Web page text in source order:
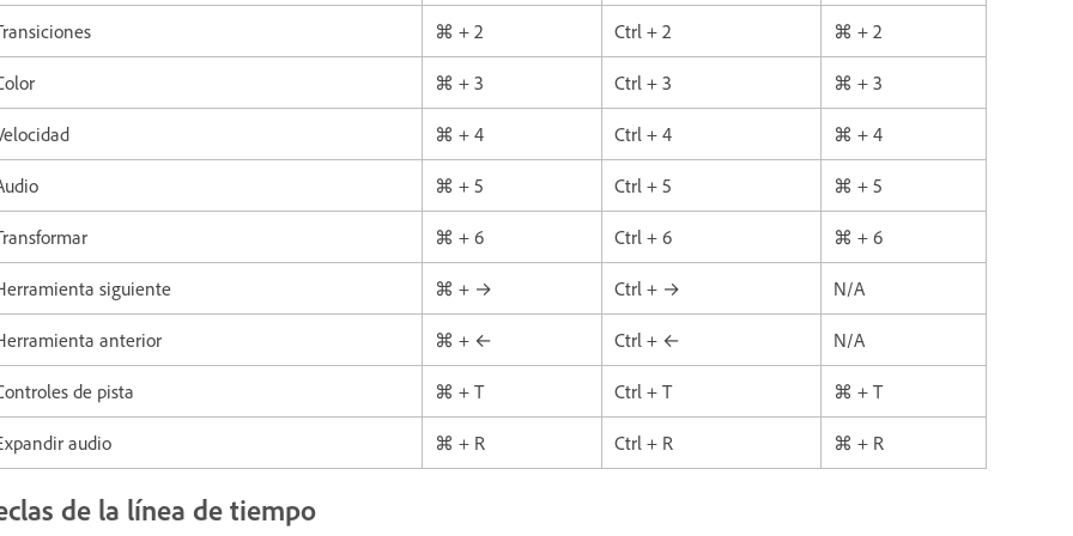
⌘ + 2 Ctrl + 2 ⌘ + 2
⌘ + 3 Ctrl + 3 ⌘ + 3
⌘ + 4 Ctrl + 4 ⌘ + 4
⌘ + 5 Ctrl + 5 ⌘ + 5
⌘ + 6 Ctrl + 6 ⌘ + 6
siguiente ⌘ + → Ctrl + → N/A
anterior ⌘ + ← Ctrl + ← N/A
de pista ⌘ + T Ctrl + T ⌘ + T
audio ⌘ + R Ctrl + R ⌘ + R
de la línea de tiempo